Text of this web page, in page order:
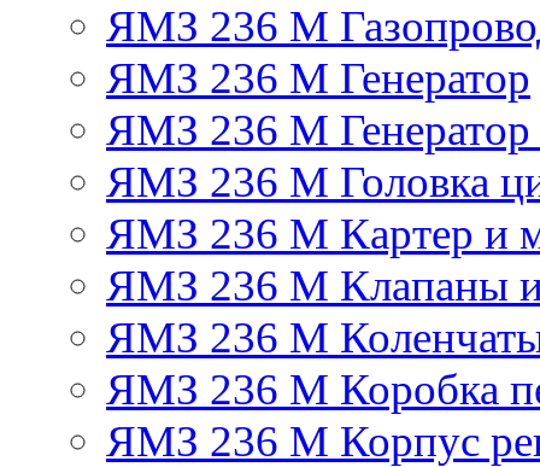
ЯМЗ 236 М
ЯМЗ 236 М Генератор
ЯМЗ 236 М Генератор
ЯМЗ 236 М Головка
ЯМЗ 236 М Картер и
ЯМЗ 236 М Клапаны и
ЯМЗ 236 М
ЯМЗ 236 М Коробка
ЯМЗ 236 М Корпус